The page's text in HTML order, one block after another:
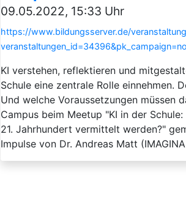
09.05.2022, 15:33 Uhr
https://www.bildungsserver.de/
KI verstehen, reflektieren und
Schule eine zentrale Rolle einnehmen.
Und welche Voraussetzungen müssen
Campus beim Meetup "KI in der
21. Jahrhundert vermittelt werden?"
Impulse von Dr. Andreas Matt